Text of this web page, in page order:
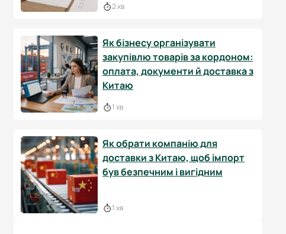
2 хв
Як бізнесу організувати
закупівлю товарів за кордоном:
оплата, документи й доставка з
Китаю
1 хв
Як обрати компанію для
доставки з Китаю, щоб імпорт
був безпечним і вигідним
1 хв